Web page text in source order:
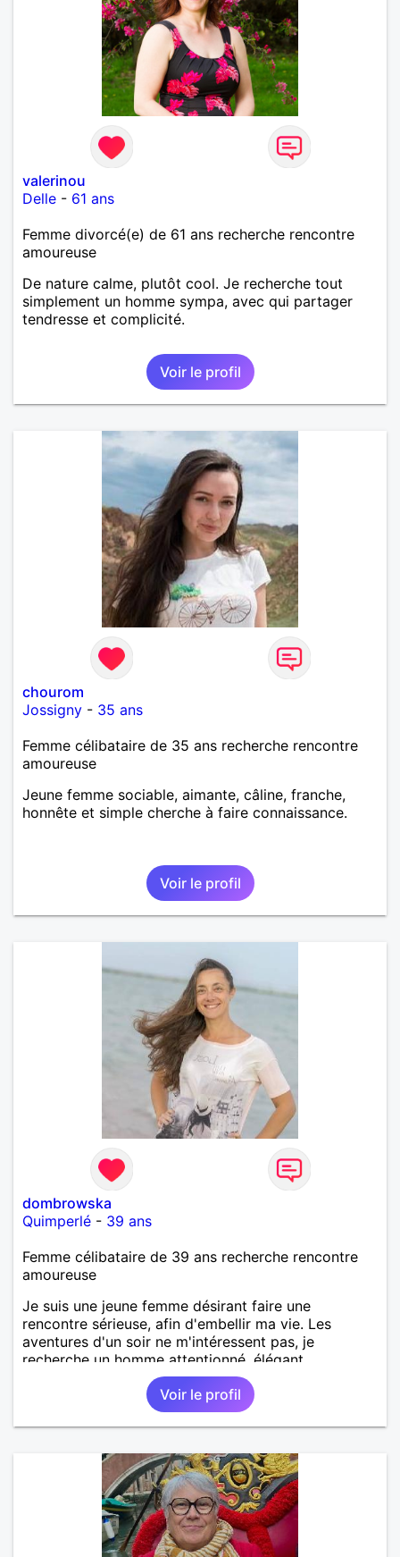
valerinou
Delle - 61 ans
Femme divorcé(e) de 61 ans recherche rencontre
amoureuse
De nature calme, plutôt cool. Je recherche tout
simplement un homme sympa, avec qui partager
tendresse et complicité.
Voir le profil
chourom
Jossigny - 35 ans
Femme célibataire de 35 ans recherche rencontre
amoureuse
Jeune femme sociable, aimante, câline, franche,
honnête et simple cherche à faire connaissance.
Voir le profil
dombrowska
Quimperlé - 39 ans
Femme célibataire de 39 ans recherche rencontre
amoureuse
Je suis une jeune femme désirant faire une
rencontre sérieuse, afin d'embellir ma vie. Les
aventures d'un soir ne m'intéressent pas, je
recherche un homme attentionné, élégant,
romantique, sensible.
Voir le profil